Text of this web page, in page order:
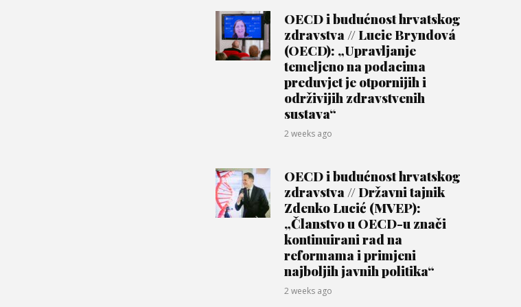
OECD i budućnost hrvatskog
zdravstva // Lucie Bryndová
(OECD): „Upravljanje
temeljeno na podacima
preduvjet je otpornijih i
održivijih zdravstvenih
sustava“
2 weeks ago
OECD i budućnost hrvatskog
zdravstva // Državni tajnik
Zdenko Lucić (MVEP):
„Članstvo u OECD-u znači
kontinuirani rad na
reformama i primjeni
najboljih javnih politika“
2 weeks ago